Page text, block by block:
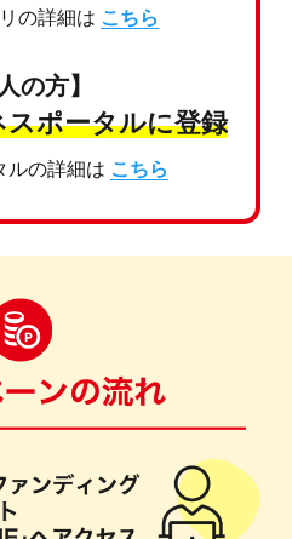
の詳細は こちら
の方】
ポータルに登録
ルの詳細は こちら